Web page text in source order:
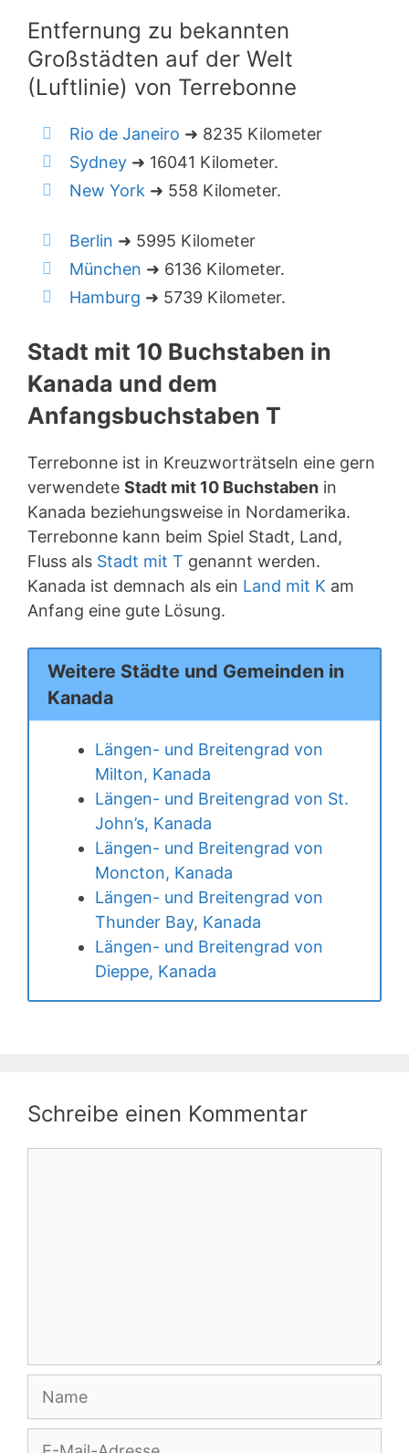
Entfernung zu bekannten
Großstädten auf der Welt
(Luftlinie) von Terrebonne
Rio de Janeiro ➜ 8235 Kilometer
Sydney ➜ 16041 Kilometer.
New York ➜ 558 Kilometer.
Berlin ➜ 5995 Kilometer
München ➜ 6136 Kilometer.
Hamburg ➜ 5739 Kilometer.
Stadt mit 10 Buchstaben in
Kanada und dem
Anfangsbuchstaben T
Terrebonne ist in Kreuzworträtseln eine gern
verwendete Stadt mit 10 Buchstaben in
Kanada beziehungsweise in Nordamerika.
Terrebonne kann beim Spiel Stadt, Land,
Fluss als Stadt mit T genannt werden.
Kanada ist demnach als ein Land mit K am
Anfang eine gute Lösung.
Weitere Städte und Gemeinden in
Kanada
Längen- und Breitengrad von
Milton, Kanada
Längen- und Breitengrad von St.
John’s, Kanada
Längen- und Breitengrad von
Moncton, Kanada
Längen- und Breitengrad von
Thunder Bay, Kanada
Längen- und Breitengrad von
Dieppe, Kanada
Schreibe einen Kommentar